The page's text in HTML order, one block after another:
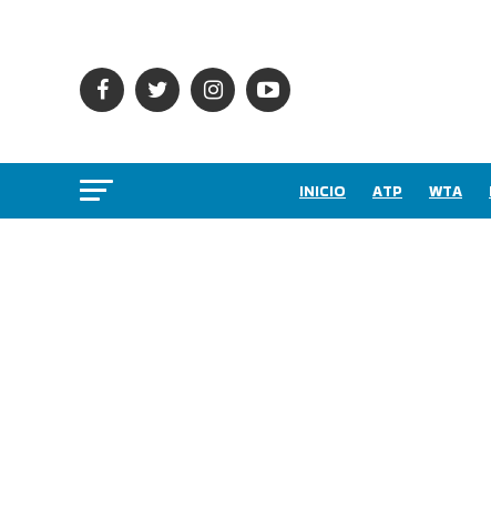
INICIO ATP WTA